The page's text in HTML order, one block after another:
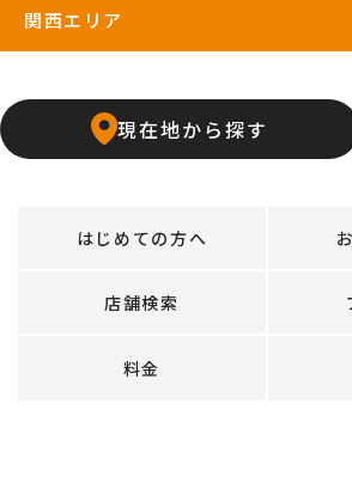
関西エリア
石橋阪大前24hours京橋店高槻24hours
塚口24hours天王寺店武庫之荘
現在地から探す
はじめての方へ
店舗検索
料金